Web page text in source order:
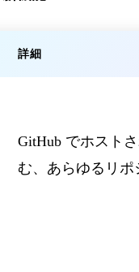
詳細
GitHub でホスト
む、あらゆるリ